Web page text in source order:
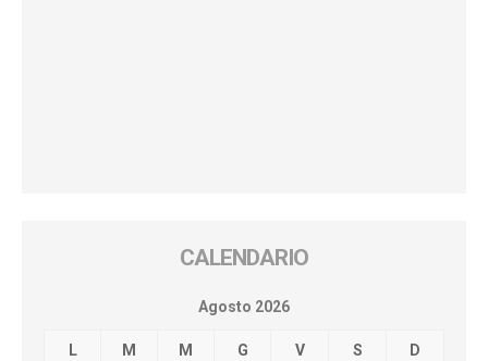
CALENDARIO
Agosto 2026
L M M G V S D